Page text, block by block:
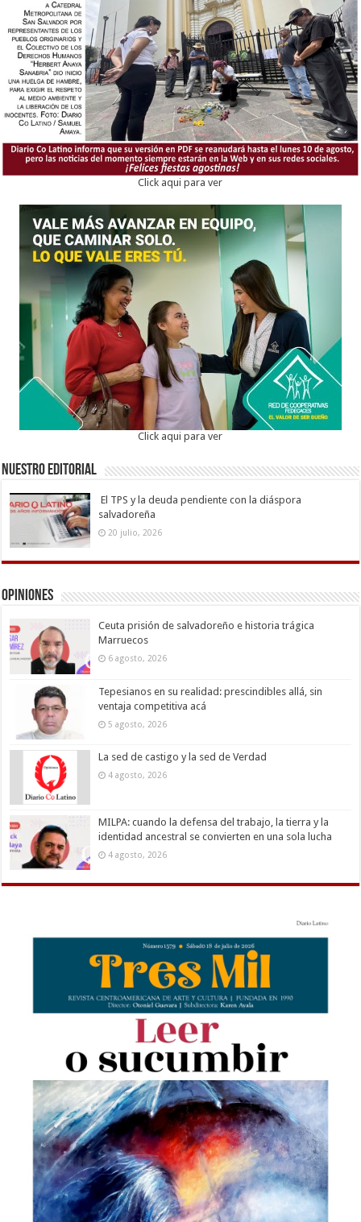
Click aqui para ver
Click aqui para ver
Nuestro Editorial
El TPS y la deuda pendiente con la diáspora
salvadoreña
20 julio, 2026
Opiniones
Ceuta prisión de salvadoreño e historia trágica
Marruecos
6 agosto, 2026
Tepesianos en su realidad: prescindibles allá, sin
ventaja competitiva acá
5 agosto, 2026
La sed de castigo y la sed de Verdad
4 agosto, 2026
MILPA: cuando la defensa del trabajo, la tierra y la
identidad ancestral se convierten en una sola lucha
4 agosto, 2026